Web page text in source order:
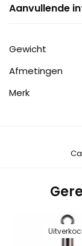
Aanvullende
Gewicht
Afmetingen
Merk